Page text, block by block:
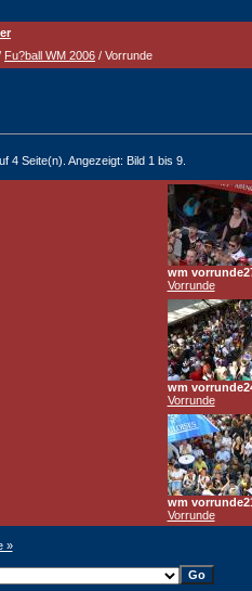
Fu?ball WM 2006 / Vorrunde
4 Seite(n). Angezeigt: Bild 1 bis 9.
wm
Vorrunde
wm
Vorrunde
wm
Vorrunde
»